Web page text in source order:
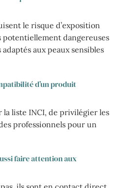
le risque d’exposition
potentiellement dangereuses
aux peaux sensibles
d’un produit
liste INCI, de privilégier les
professionnels pour un
faire attention aux